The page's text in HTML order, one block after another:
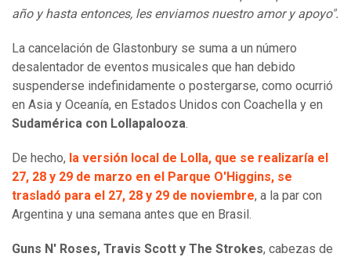
año y hasta entonces, les enviamos nuestro amor y apoyo".
La cancelación de Glastonbury se suma a un número
desalentador de eventos musicales que han debido
suspenderse indefinidamente o postergarse, como ocurrió
en Asia y Oceanía, en Estados Unidos con Coachella y en
Sudamérica con Lollapalooza
De hecho, la versión local de Lolla, que se realizaría el
27, 28 y 29 de marzo en el Parque O'Higgins, se
trasladó para el 27, 28 y 29 de noviembre, a la par con
Argentina y una semana antes que en Brasil.
Guns N' Roses, Travis Scott y The Strokes, cabezas de